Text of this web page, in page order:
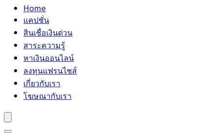
Home
แคปชั่น
สินเชื่อเงินด่วน
สาระความรู้
หาเงินออนไลน์
ลงทุนแฟรนไชส์
เกี่ยวกับเรา
โฆษณากับเรา